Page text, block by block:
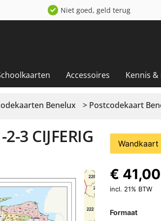
Niet goed, geld terug
Accessoires Kennis
Benelux > Postcodekaart
3 CIJFERIG Wandkaart
Formaat
€ 41,00
incl. 21% BTW